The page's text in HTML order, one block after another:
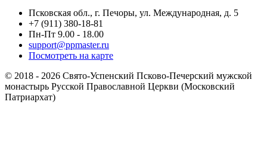
Псковская обл., г. Печоры, ул. Международная, д. 5
+7 (911) 380-18-81
Пн-Пт 9.00 - 18.00
support@ppmaster.ru
Посмотреть на карте
© 2018 - 2026 Свято-Успенский Псково-Печерский мужской
монастырь Русской Православной Церкви (Московский
Патриархат)